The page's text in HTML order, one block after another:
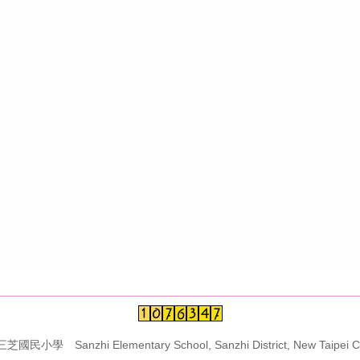
芝國民小學 Sanzhi Elementary School, Sanzhi District, New Taipei